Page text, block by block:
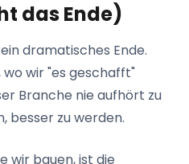
das Ende)
dramatisches Ende.
wir "es geschafft"
Branche nie aufhört zu
besser zu werden.
wir bauen, ist die